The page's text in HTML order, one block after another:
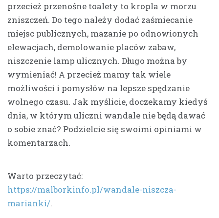
przecież przenośne toalety to kropla w morzu
zniszczeń. Do tego należy dodać zaśmiecanie
miejsc publicznych, mazanie po odnowionych
elewacjach, demolowanie placów zabaw,
niszczenie lamp ulicznych. Długo można by
wymieniać! A przecież mamy tak wiele
możliwości i pomysłów na lepsze spędzanie
wolnego czasu. Jak myślicie, doczekamy kiedyś
dnia, w którym uliczni wandale nie będą dawać
o sobie znać? Podzielcie się swoimi opiniami w
komentarzach.
Warto przeczytać:
https://malborkinfo.pl/wandale-niszcza-
marianki/.